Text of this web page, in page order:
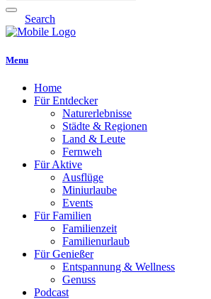
Search
Menu
Home
Für Entdecker
Naturerlebnisse
Städte & Regionen
Land & Leute
Fernweh
Für Aktive
Ausflüge
Miniurlaube
Events
Für Familien
Familienzeit
Familienurlaub
Für Genießer
Entspannung & Wellness
Genuss
Podcast